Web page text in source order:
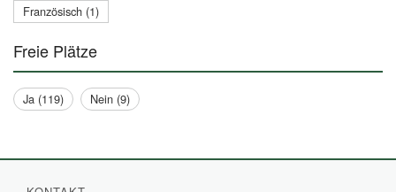
Französisch (1)
Freie Plätze
Ja (119) Nein (9)